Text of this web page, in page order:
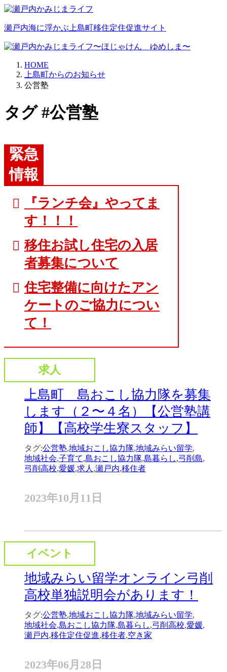
瀬戸内海に浮かぶ上島町移住定住促進サイト
HOME
上島町からのお知らせ
公営塾
タグ #公営塾
緊急
情報
『ランチ会』やってま
す！！！
移住お試し住宅の入居
者募集について
住宅整備に向けたアン
ケートのご協力につい
て！
求人
上島町 島おこし協力隊を募集
します（２〜４名）【公営塾講
師】【高校学生寮スタッフ】
タグ:公営塾,地域おこし協力隊,地域みらい留学,
地域社会,子育て,島おこし協力隊,島暮らし,弓削島,
弓削高校,愛媛,求人 ,瀬戸内,移住者
2023年10月11日
イベント
地域みらい留学オンライン弓削
高校単独説明会があります！
タグ:公営塾,地域おこし協力隊,地域みらい留学,
地域社会,島おこし協力隊,島暮らし,弓削高校,愛媛,
瀬戸内,移住定住促進,移住者,空き家
2023年06月28日